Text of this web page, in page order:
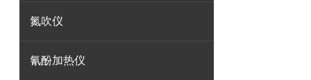
氮吹仪
氰酚加热仪